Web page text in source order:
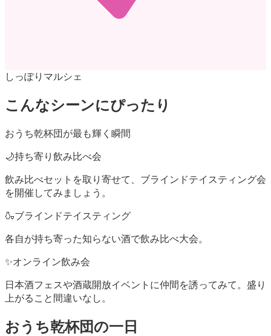
しっぽりマルシェ
こんなシーンにぴったり
おうち乾杯団が最も輝く瞬間
🌙持ち寄り飲み比べ会
飲み比べセットを取り寄せて、ブラインドテイスティング会
を開催してみましょう。
🍶ブラインドテイスティング
各自が持ち寄った知らない酒で飲み比べ大会。
✨オンライン飲み会
日本酒フェスや酒蔵開放イベントに仲間を誘ってみて。盛り
上がること間違いなし。
おうち乾杯団の一日